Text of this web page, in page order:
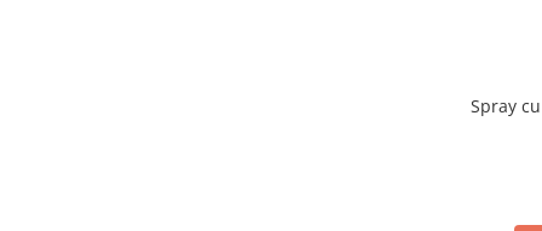
Spray